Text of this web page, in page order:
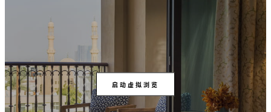
启动虚拟浏览